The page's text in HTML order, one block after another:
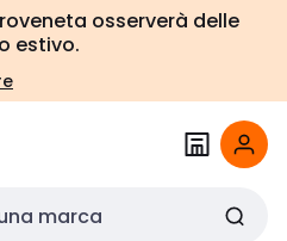
osserverà delle
estivo.